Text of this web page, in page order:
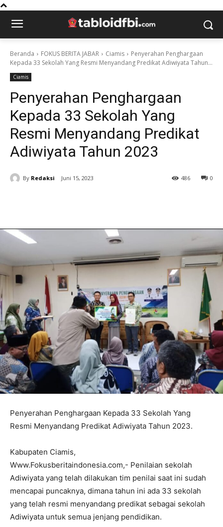
Beranda FOKUS BERITA JABAR Ciamis
Penyerahan Penghargaan
Kepada 33 Sekolah Yang Resmi Menyandang Predikat Adiwiyata Tahun...
Ciamis
Penyerahan Penghargaan
Kepada 33 Sekolah Yang
Resmi Menyandang Predikat
Adiwiyata Tahun 2023
By Redaksi Juni 15, 2023 0
486
Penyerahan Penghargaan Kepada 33 Sekolah Yang
Resmi Menyandang Predikat Adiwiyata Tahun 2023.
Kabupaten Ciamis,
Www.Fokusberitaindonesia.com,- Penilaian sekolah
Adiwiyata yang telah dilakukan tim penilai saat ini sudah
mencapai puncaknya, dimana tahun ini ada 33 sekolah
yang telah resmi menyandang predikat sebagai sekolah
Adiwiyata untuk semua jenjang pendidikan.